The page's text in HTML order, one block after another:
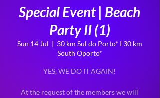
Special Event | Beach
Party II (1)
Sun 14 Jul
  |
30 km Sul do Porto* I 30 km
South Oporto*
YES, WE DO IT AGAIN!
At the request of the members we will